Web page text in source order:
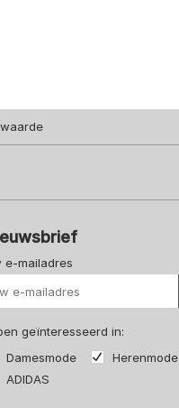
e-mailadres
geïnteresseerd in:
Damesmode
Herenmode
ADIDAS